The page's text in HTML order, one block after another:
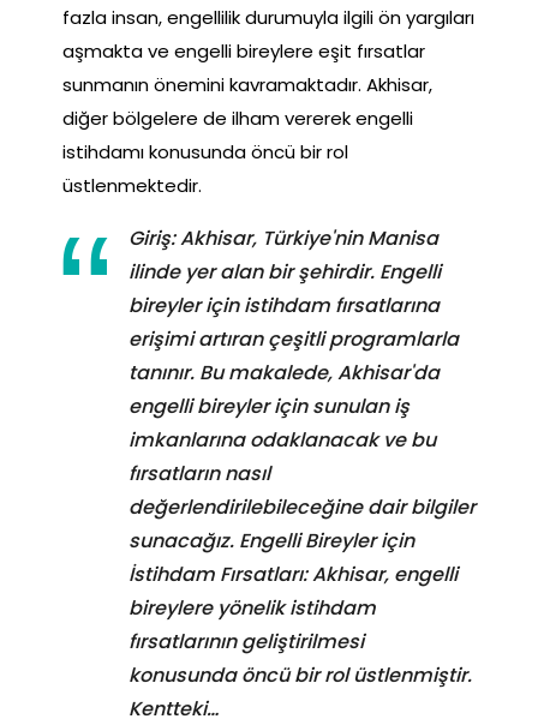
fazla insan, engellilik durumuyla ilgili ön yargıları
aşmakta ve engelli bireylere eşit fırsatlar
sunmanın önemini kavramaktadır. Akhisar,
diğer bölgelere de ilham vererek engelli
istihdamı konusunda öncü bir rol
üstlenmektedir.
Giriş: Akhisar, Türkiye'nin Manisa
ilinde yer alan bir şehirdir. Engelli
bireyler için istihdam fırsatlarına
erişimi artıran çeşitli programlarla
tanınır. Bu makalede, Akhisar'da
engelli bireyler için sunulan iş
imkanlarına odaklanacak ve bu
fırsatların nasıl
değerlendirilebileceğine dair bilgiler
sunacağız. Engelli Bireyler için
İstihdam Fırsatları: Akhisar, engelli
bireylere yönelik istihdam
fırsatlarının geliştirilmesi
konusunda öncü bir rol üstlenmiştir.
Kentteki…